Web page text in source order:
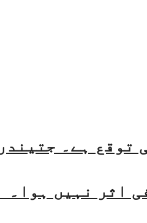
اثر نہیں ہوا۔